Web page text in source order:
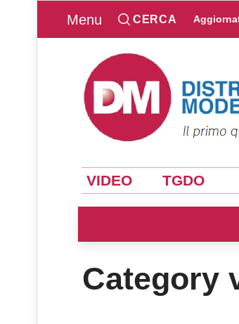
Menu CERCA
VIDEO TGDO
Category